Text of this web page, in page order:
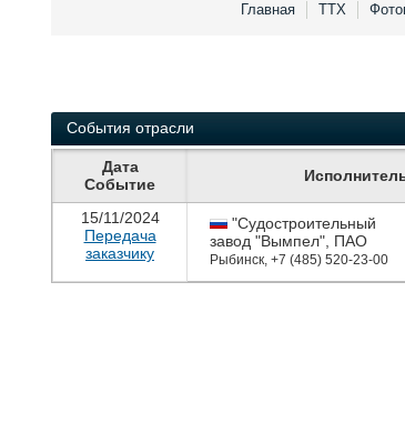
Главная ТТХ
События отрасли
Дата
Событие
15/11/2024
Передача
заказчику
"Судостроительный
завод "Вымпел", ПАО
Рыбинск +7 (485) 520-23-00